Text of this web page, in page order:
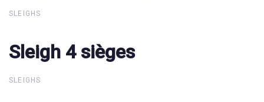
SLEIGHS
Sleigh 4 sièges
Sleigh 4 sièges
SLEIGHS